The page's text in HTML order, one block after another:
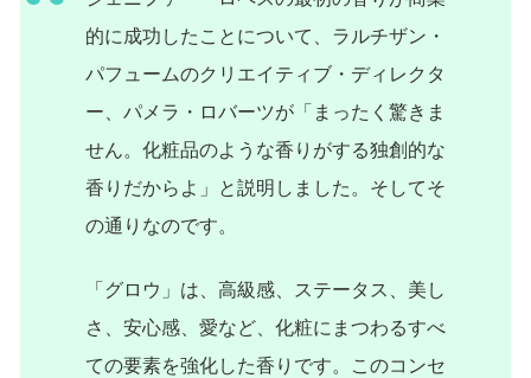
的に成功したことについて、ラルチザン・
パフュームのクリエイティブ・ディレクタ
ー、パメラ・ロバーツが「まったく驚きま
せん。化粧品のような香りがする独創的な
香りだからよ」と説明しました。そしてそ
の通りなのです。
「グロウ」は、高級感、ステータス、美し
さ、安心感、愛など、化粧にまつわるすべ
ての要素を強化した香りです。このコンセ